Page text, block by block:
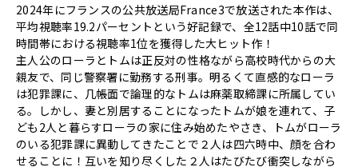
2024年にフランスの公共放送局France3で放送された本作は、
平均視聴率19.2パーセントという好記録で、全12話中10話で同
時間帯における視聴率1位を獲得した大ヒット作！
主人公のローラとトムは正反対の性格ながら高校時代からの大
親友で、同じ警察署に勤務する刑事。明るくて直感的なローラ
は犯罪課に、几帳面で論理的なトムは麻薬取締課に所属してい
る。しかし、妻と別居することになったトムが娘を連れて、子
ども2人と暮らすローラの家に住み始めたやさき、トムがローラ
のいる犯罪課に異動してきたことで２人は四六時中、顔を合わ
せることに！互いを知り尽くした２人はたびたび衝突しながら